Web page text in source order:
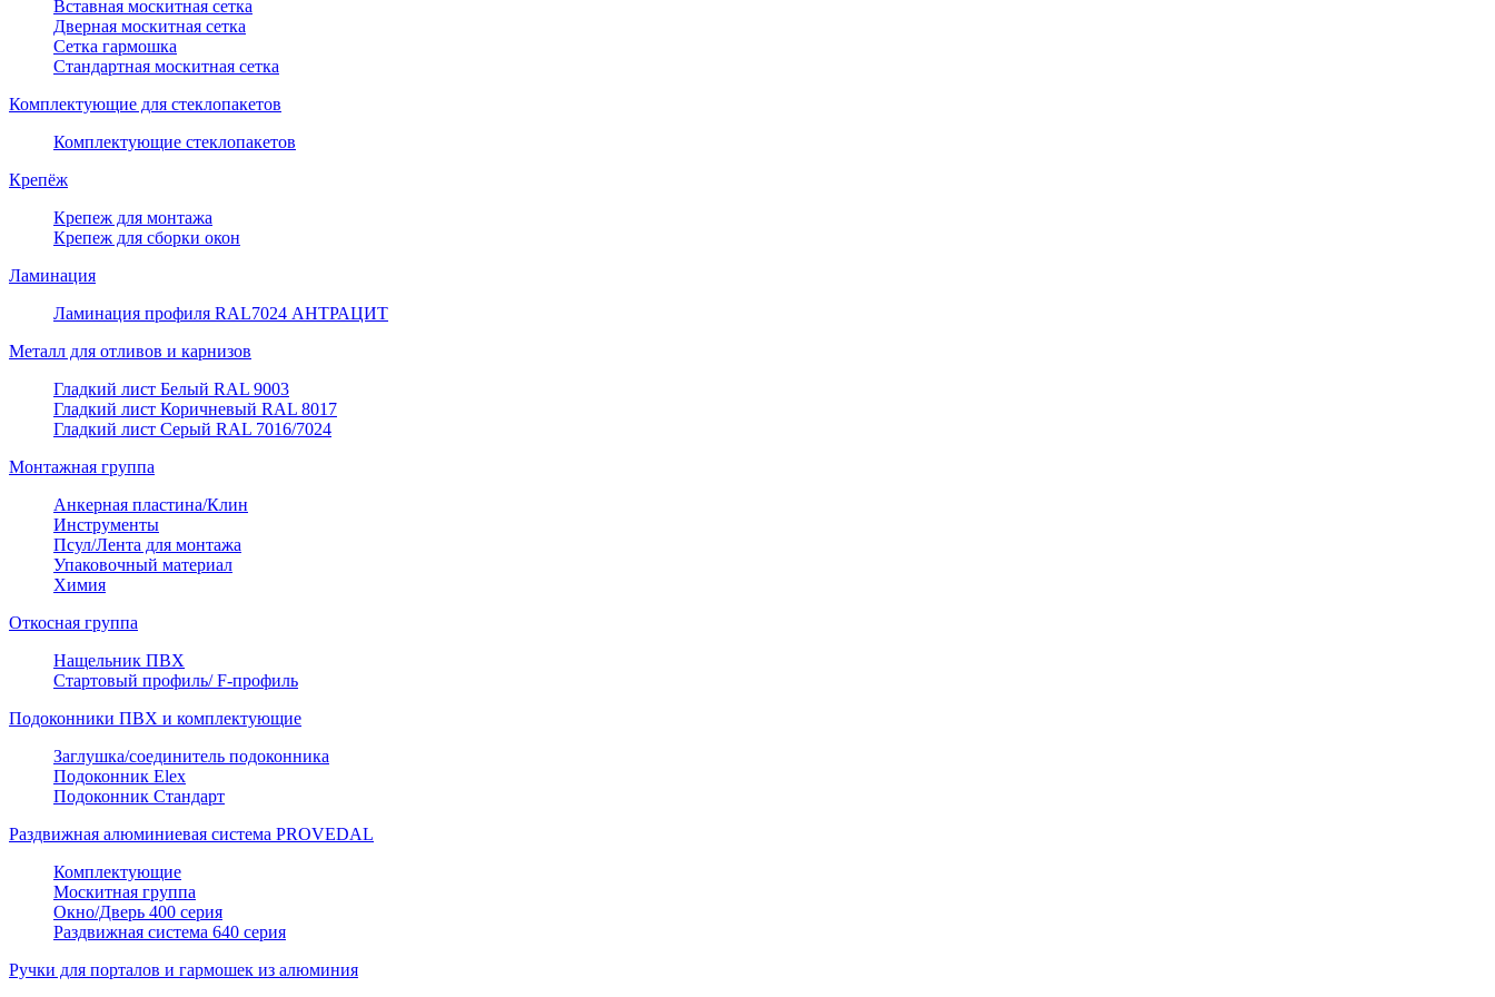
Вставная москитная сетка
Дверная москитная сетка
Сетка гармошка
Стандартная москитная сетка
Комплектующие для стеклопакетов
Комплектующие стеклопакетов
Крепёж
Крепеж для монтажа
Крепеж для сборки окон
Ламинация
Ламинация профиля RAL7024 АНТРАЦИТ
Металл для отливов и карнизов
Гладкий лист Белый RAL 9003
Гладкий лист Коричневый RAL 8017
Гладкий лист Серый RAL 7016/7024
Монтажная группа
Анкерная пластина/Клин
Инструменты
Псул/Лента для монтажа
Упаковочный материал
Химия
Откосная группа
Нащельник ПВХ
Стартовый профиль/ F-профиль
Подоконники ПВХ и комплектующие
Заглушка/соединитель подоконника
Подоконник Elex
Подоконник Стандарт
Раздвижная алюминиевая система PROVEDAL
Комплектующие
Москитная группа
Окно/Дверь 400 серия
Раздвижная система 640 серия
Ручки для порталов и гармошек из алюминия